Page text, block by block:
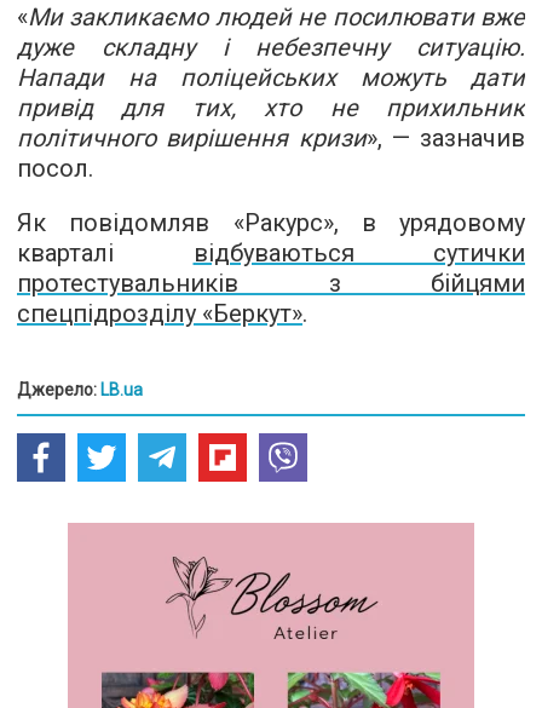
«Ми закликаємо людей не посилювати вже
дуже складну і небезпечну ситуацію.
Напади на поліцейських можуть дати
привід для тих, хто не прихильник
політичного вирішення кризи», — зазначив
посол.
Як повідомляв «Ракурс», в урядовому
кварталі
відбуваються сутички
протестувальників з бійцями
спецпідрозділу «Беркут».
Джерело: LB.ua